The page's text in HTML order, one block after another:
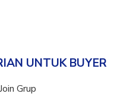
UNTUK BUYER
Grup